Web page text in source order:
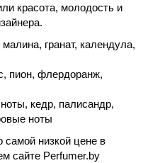
красота, молодость и
малина, гранат, календула,
пион, флердоранж,
кедр, палисандр,
ноты
самой низкой цене в
сайте Perfumer.by